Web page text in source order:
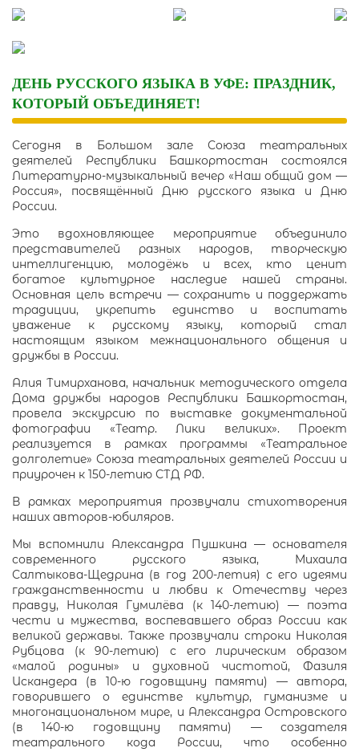
Skip
content
ДЕНЬ РУССКОГО ЯЗЫКА В УФЕ: ПРАЗДНИК,
КОТОРЫЙ ОБЪЕДИНЯЕТ!
Сегодня в Большом зале Союза театральных
деятелей Республики Башкортостан состоялся
Литературно-музыкальный вечер «Наш общий дом —
Россия», посвящённый Дню русского языка и Дню
России.
Это вдохновляющее мероприятие объединило
представителей разных народов, творческую
интеллигенцию, молодёжь и всех, кто ценит
богатое культурное наследие нашей страны.
Основная цель встречи — сохранить и поддержать
традиции, укрепить единство и воспитать
уважение к русскому языку, который стал
настоящим языком межнационального общения и
дружбы в России.
Алия Тимирханова, начальник методического отдела
Дома дружбы народов Республики Башкортостан,
провела экскурсию по выставке документальной
фотографии «Театр. Лики великих». Проект
реализуется в рамках программы «Театральное
долголетие» Союза театральных деятелей России и
приурочен к 150‑летию СТД РФ.
В рамках мероприятия прозвучали стихотворения
наших авторов‑юбиляров.
Мы вспомнили Александра Пушкина — основателя
современного русского языка, Михаила
Салтыкова‑Щедрина (в год 200‑летия) с его идеями
гражданственности и любви к Отечеству через
правду, Николая Гумилёва (к 140‑летию) — поэта
чести и мужества, воспевавшего образ России как
великой державы. Также прозвучали строки Николая
Рубцова (к 90‑летию) с его лирическим образом
«малой родины» и духовной чистотой, Фазиля
Искандера (в 10‑ю годовщину памяти) — автора,
говорившего о единстве культур, гуманизме и
многонациональном мире, и Александра Островского
(в 140‑ю годовщину памяти) — создателя
театрального кода России, что особенно